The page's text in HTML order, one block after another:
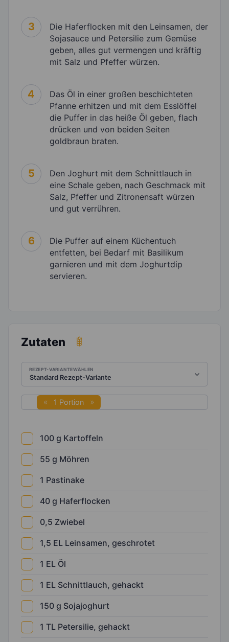
3
Die Haferflocken mit den Leinsamen, der
Sojasauce und Petersilie zum Gemüse
geben, alles gut vermengen und kräftig
mit Salz und Pfeffer würzen.
4
Das Öl in einer großen beschichteten
Pfanne erhitzen und mit dem Esslöffel
die Puffer in das heiße Öl geben, flach
drücken und von beiden Seiten
goldbraun braten.
5
Den Joghurt mit dem Schnittlauch in
eine Schale geben, nach Geschmack mit
Salz, Pfeffer und Zitronensaft würzen
und gut verrühren.
6
Die Puffer auf einem Küchentuch
entfetten, bei Bedarf mit Basilikum
garnieren und mit dem Joghurtdip
servieren.
Zutaten
REZEPT-VARIANTE WÄHLEN
1 Portion
100 g Kartoffeln
55 g Möhren
1 Pastinake
40 g Haferflocken
0,5 Zwiebel
1,5 EL Leinsamen, geschrotet
1 EL Öl
1 EL Schnittlauch, gehackt
150 g Sojajoghurt
1 TL Petersilie, gehackt